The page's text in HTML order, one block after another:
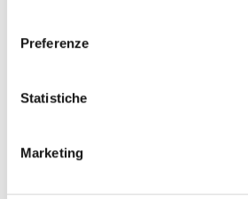
Preferenze
Statistiche
Marketing